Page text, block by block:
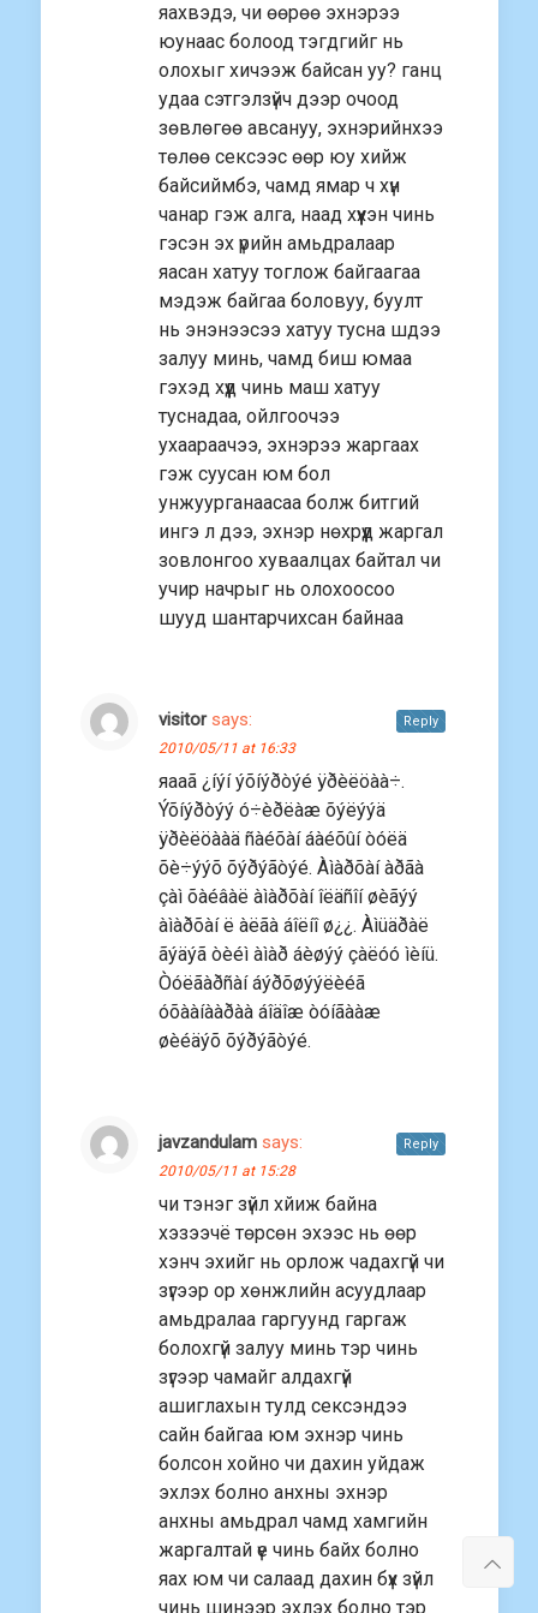
яахвэдэ, чи өөрөө эхнэрээ
юунаас болоод тэгдгийг нь
олохыг хичээж байсан уу? ганц
удаа сэтгэлзүйч дээр очоод
зөвлөгөө авсануу, эхнэрийнхээ
төлөө сексээс өөр юу хийж
байсиймбэ, чамд ямар ч хүн
чанар гэж алга, наад хүүхэн чинь
гэсэн эх үрийн амьдралаар
яасан хатуу тоглож байгаагаа
мэдэж байгаа боловуу, буулт
нь энэнээсээ хатуу тусна шдээ
залуу минь, чамд биш юмаа
гэхэд хүүд чинь маш хатуу
туснадаа, ойлгоочээ
ухаараачээ, эхнэрээ жаргаах
гэж суусан юм бол
унжуурганаасаа болж битгий
ингэ л дээ, эхнэр нөхрүүд жаргал
зовлонгоо хуваалцах байтал чи
учир начрыг нь олохоосоо
шууд шантарчихсан байнаа
visitor says:
2010/05/11 at 16:33
яааã ¿íýí ýõíýðòýé ÿðèëöàà÷.
Ýõíýðòýý ó÷èðëàæ õýëýýä
ÿðèëöààä ñàéõàí áàéõûí òóëä
õè÷ýýõ õýðýãòýé. Àìàðõàí àðãà
çàì õàéâàë àìàðõàí îëäñîí øèãýý
àìàðõàí ë àëãà áîëíî ø¿¿. Àìüäðàë
ãýäýã òèéì àìàð áèøýý çàëóó ìèíü.
Òóëãàðñàí áýðõøýýëèéã
óõààíààðàà áîäîæ òóíãààæ
øèéäýõ õýðýãòýé.
Reply
javzandulam says:
2010/05/11 at 15:28
чи тэнэг зүйл хйиж байна
хэзээчё төрсөн эхээс нь өөр
хэнч эхийг нь орлож чадахгүй чи
зүгээр ор хөнжлийн асуудлаар
амьдралаа гаргуунд гаргаж
болохгүй залуу минь тэр чинь
зүгээр чамайг алдахгүй
ашиглахын тулд сексэндээ
сайн байгаа юм эхнэр чинь
болсон хойно чи дахин уйдаж
эхлэх болно анхны эхнэр
анхны амьдрал чамд хамгийн
жаргалтай үе чинь байх болно
яах юм чи салаад дахин бүх зүйл
чинь шинээр эхлэх болно тэр
Reply